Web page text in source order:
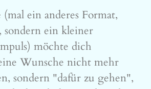
(mal ein anderes Format,
ein kleiner
möchte dich
Wunsche nicht mehr
sondern "dafür zu gehen",